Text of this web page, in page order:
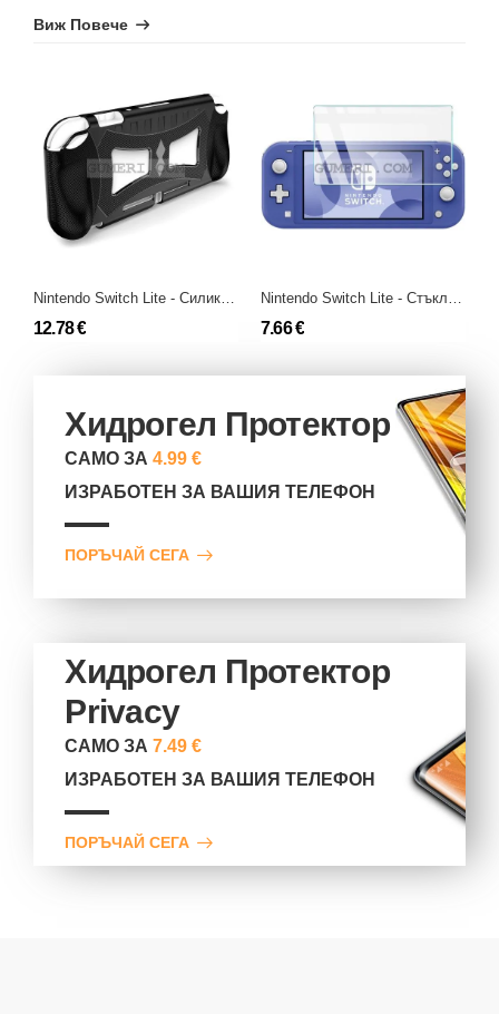
Виж Повече
Nintendo Switch Lite - Силиконов Гръб
12.78 €
Nintendo Switch Lite - Стъклен протектор за Екран
7.66 €
Хидрогел Протектор
САМО ЗА4.99 €
ИЗРАБОТЕН ЗА ВАШИЯ ТЕЛЕФОН
ПОРЪЧАЙ СЕГА
Хидрогел Протектор
Privacy
САМО ЗА7.49 €
ИЗРАБОТЕН ЗА ВАШИЯ ТЕЛЕФОН
ПОРЪЧАЙ СЕГА